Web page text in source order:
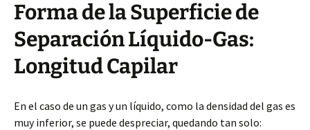
Forma de la Superficie de
Separación Líquido-Gas:
Longitud Capilar
En el caso de un gas y un líquido, como la densidad del gas es
muy inferior, se puede despreciar, quedando tan solo: